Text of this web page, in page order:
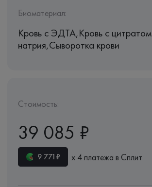
Биоматериал:
Кровь c ЭДТА,Кровь с цитратом
натрия,Сыворотка крови
Стоимость:
39 085 ₽
9 771₽ х 4 платежа в Сплит